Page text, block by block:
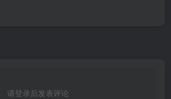
请登录后发表评论